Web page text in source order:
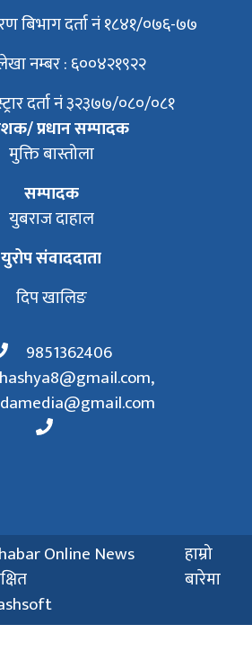
बिभाग दर्ता नं १८४१/०७६-७७
नम्बर : ६००४२१९२२
दर्ता नं ३२३७७/०८०/०८१
प्रधान सम्पादक
मुक्ति बास्तोला
सम्पादक
युबराज दाहाल
युरोप संवाददाता
दिप खालिङ
9851362406
,
Online News
हाम्रो
बारेमा